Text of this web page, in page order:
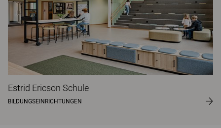
Estrid Ericson Schule
BILDUNGSEINRICHTUNGEN